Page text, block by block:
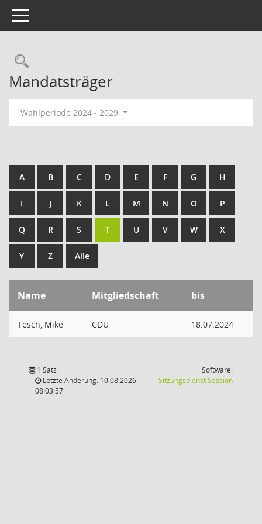
Toggle navigation
Rechercheauswahl
Mandatsträger
Wahlperiode 2024 - 2029
A B C D E F G H
I J K L M N O P
Q R S T U V W X
Y Z Alle
Name Mitgliedschaft bis
Tesch, Mike CDU 18.07.2024
1 Satz
Letzte Änderung: 10.08.2026
08:03:57
Software:
SitzungsdienstSession(Wird in